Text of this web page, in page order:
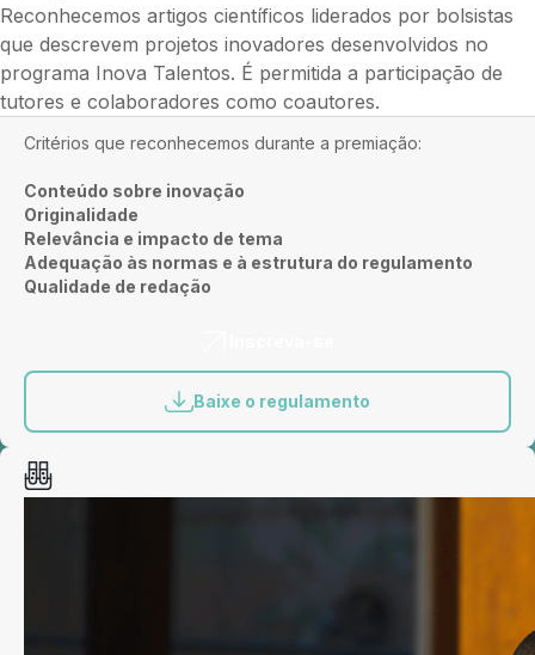
Reconhecemos artigos científicos liderados por bolsistas
que descrevem projetos inovadores desenvolvidos no
programa Inova Talentos. É permitida a participação de
tutores e colaboradores como coautores.
Critérios que reconhecemos durante a premiação:
Conteúdo sobre inovação
Originalidade
Relevância e impacto de tema
Adequação às normas e à estrutura do regulamento
Qualidade de redação
Baixe o regulamento